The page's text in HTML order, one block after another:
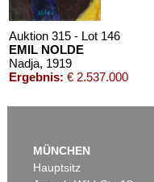
Auktion 315 - Lot 146
EMIL NOLDE
Nadja, 1919
Ergebnis: € 2.537.000
MÜNCHEN
Hauptsitz